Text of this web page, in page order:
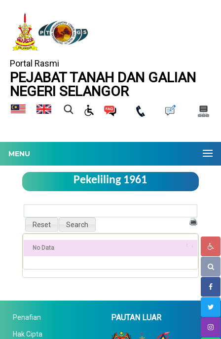
Portal Rasmi
PEJABAT TANAH DAN GALIAN
NEGERI SELANGOR
MENU
Pekeliling 1961
No Data
Penafian
Hak Cipta
PAUTAN LUAR